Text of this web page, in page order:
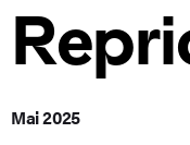
Mai 2025